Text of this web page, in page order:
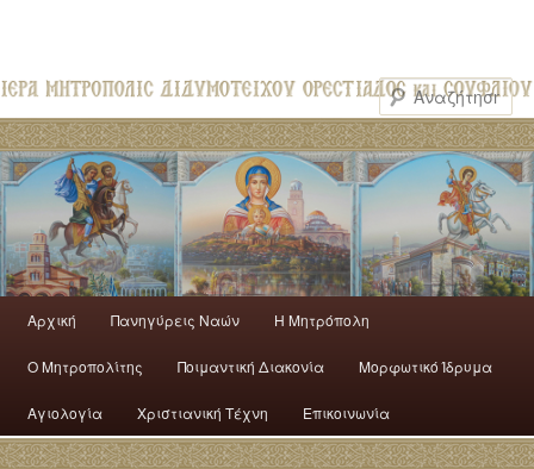
Αρχική Πανηγύρεις Ναών H Mητρόπολη
Ο Mητροπολίτης Ποιμαντική Διακονία Μορφωτικό Ίδρυμα
Αγιολογία Χριστιανική Τέχνη Επικοινωνία